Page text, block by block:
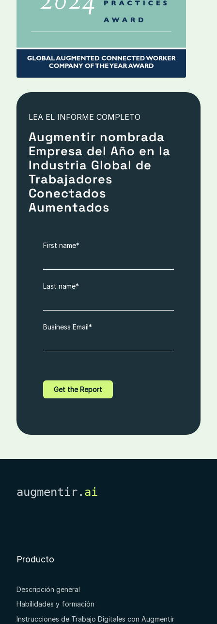
LEA EL INFORME COMPLETO
Augmentir nombrada
Empresa del Año en la
Industria Global de
Trabajadores
Conectados
Aumentados
First name*
Last name*
Business Email*
augmentir. ai
Producto
Descripción general
Habilidades y formación
Instrucciones de Trabajo Digitales con Augmentir